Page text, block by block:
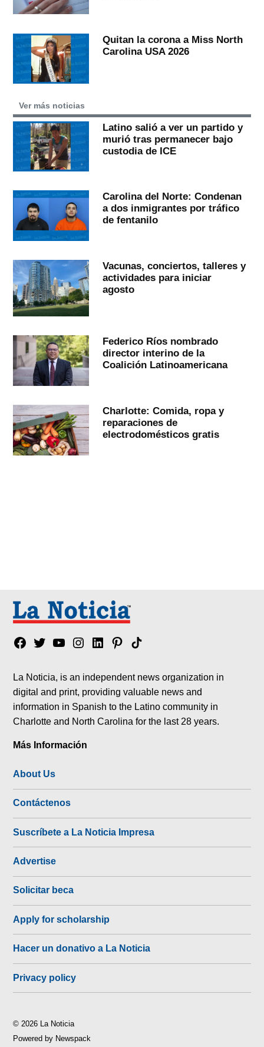
Quitan la corona a Miss North
Carolina USA 2026
Ver más noticias
Latino salió a ver un partido y
murió tras permanecer bajo
custodia de ICE
Carolina del Norte: Condenan
a dos inmigrantes por tráfico
de fentanilo
Vacunas, conciertos, talleres y
actividades para iniciar
agosto
Federico Ríos nombrado
director interino de la
Coalición Latinoamericana
Charlotte: Comida, ropa y
reparaciones de
electrodomésticos gratis
Facebook
TwitterYouTubeInstagram
LinkedinPinterest
Tik
La Noticia, is an independent news organization in
digital and print, providing valuable news and
information in Spanish to the Latino community in
Charlotte and North Carolina for the last 28 years.
Más Información
About Us
Contáctenos
Suscríbete a La Noticia Impresa
Advertise
Solicitar beca
Apply for scholarship
Hacer un donativo a La Noticia
Privacy policy
© 2026 La Noticia
Powered by Newspack